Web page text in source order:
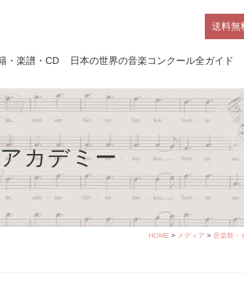
送料無
・楽譜・CD 日本の世界の音楽コンクール全ガイド
カデミー
HOME > メディア > 音楽祭・